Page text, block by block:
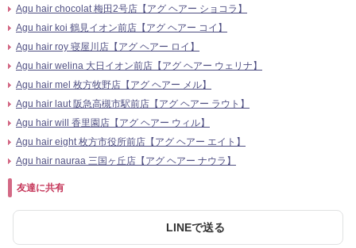
Agu hair chocolat 梅田2号店【アグ ヘアー ショコラ】
Agu hair koi 鶴見イオン前店【アグ ヘアー コイ】
Agu hair roy 寝屋川店【アグ ヘアー ロイ】
Agu hair welina 大日イオン前店【アグ ヘアー ウェリナ】
Agu hair mel 枚方牧野店【アグ ヘアー メル】
Agu hair laut 阪急高槻市駅前店【アグ ヘアー ラウト】
Agu hair will 香里園店【アグ ヘアー ウィル】
Agu hair eight 枚方市役所前店【アグ ヘアー エイト】
Agu hair nauraa 三国ヶ丘店【アグ ヘアー ナウラ】
友達に共有
LINEで送る